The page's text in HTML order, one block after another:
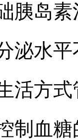
胰岛
泌水
活方
制血